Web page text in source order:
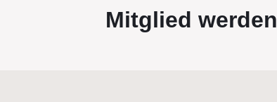
Mitglied werden